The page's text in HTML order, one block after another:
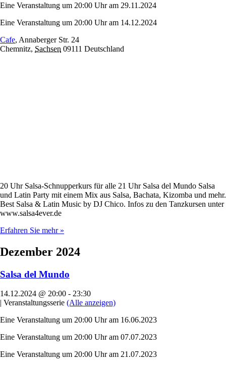
Eine Veranstaltung um 20:00 Uhr am 29.11.2024
Eine Veranstaltung um 20:00 Uhr am 14.12.2024
Cafe, Annaberger Str. 24
Chemnitz, Sachsen 09111 Deutschland
20 Uhr Salsa-Schnupperkurs für alle 21 Uhr Salsa del Mundo Salsa
und Latin Party mit einem Mix aus Salsa, Bachata, Kizomba und mehr.
Best Salsa & Latin Music by DJ Chico. Infos zu den Tanzkursen unter
www.salsa4ever.de
Erfahren Sie mehr »
Dezember 2024
Salsa del Mundo
14.12.2024 @ 20:00 - 23:30
| Veranstaltungsserie (Alle anzeigen)
Eine Veranstaltung um 20:00 Uhr am 16.06.2023
Eine Veranstaltung um 20:00 Uhr am 07.07.2023
Eine Veranstaltung um 20:00 Uhr am 21.07.2023